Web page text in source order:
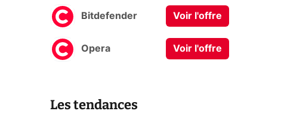
Bitdefender Voir l'offre
Opera Voir l'offre
Les tendances